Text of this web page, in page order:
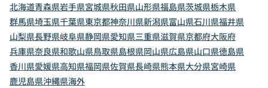
北海道青森県岩手県宮城県秋田県山形県福島県茨城県栃木県
群馬県埼玉県千葉県東京都神奈川県新潟県富山県石川県福井県
山梨県長野県岐阜県静岡県愛知県三重県滋賀県京都府大阪府
兵庫県奈良県和歌山県鳥取県島根県岡山県広島県山口県徳島県
香川県愛媛県高知県福岡県佐賀県長崎県熊本県大分県宮崎県
鹿児島県沖縄県海外